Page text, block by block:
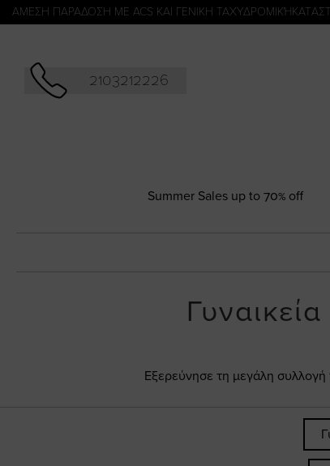
ΑΜΕΣΗ ΠΑΡΑΔΟΣΗ ΜΕ ACS ΚΑΙ ΓΕΝΙΚΗ ΤΑΧΥΔΡΟΜΙΚΉ
2103212226
Summer Sales up to 70% off
Εξερεύνησε τη μεγάλη συλλογή